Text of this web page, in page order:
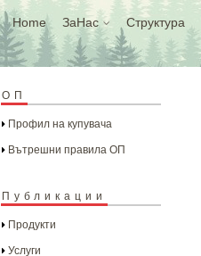
Home ЗаНас Структура
ОП
Профил на купувача
Вътрешни правила ОП
Публикации
Продукти
Услуги